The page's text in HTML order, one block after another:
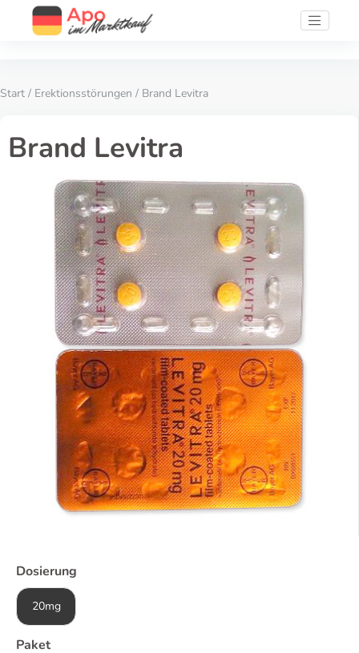
Start / Erektionsstörungen / Brand Levitra
Brand Levitra
Dosierung
20mg
Paket